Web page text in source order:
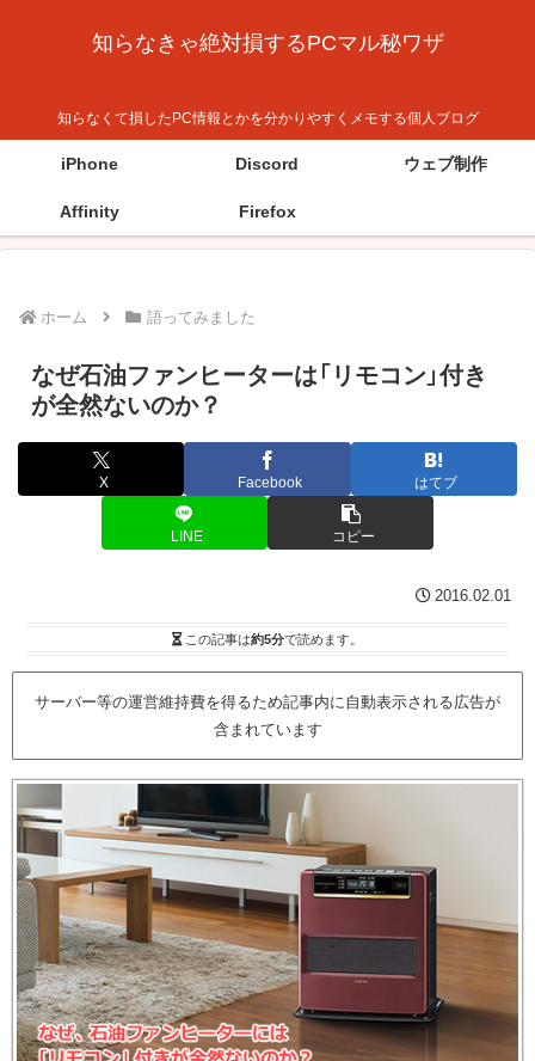
知らなきゃ絶対損するPCマル秘ワザ
知らなくて損したPC情報とかを分かりやすくメモする個人ブログ
iPhone Discord ウェブ制作
Affinity Firefox
ホーム 語ってみました
なぜ石油ファンヒーターは「リモコン」付き
が全然ないのか？
X Facebook はてブ
LINE コピー
2016.02.01
この記事は約5分で読めます。
サーバー等の運営維持費を得るため記事内に自動表示される広告が
含まれています